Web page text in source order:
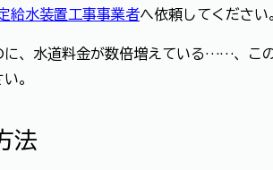
給水装置工事事業者へ依頼してください
に、水道料金が数倍増えている……、こ
。
法